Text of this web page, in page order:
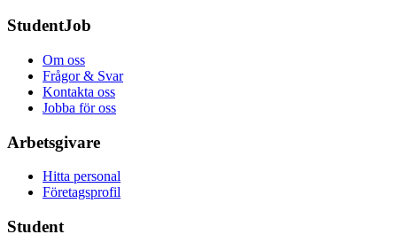
StudentJob
Om oss
Frågor & Svar
Kontakta oss
Jobba för oss
Arbetsgivare
Hitta personal
Företagsprofil
Student